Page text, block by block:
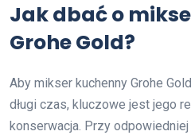
Jak dbać o
Grohe Gold?
Aby mikser kuchenny Grohe
długi czas, kluczowe jest jego
konserwacja. Przy